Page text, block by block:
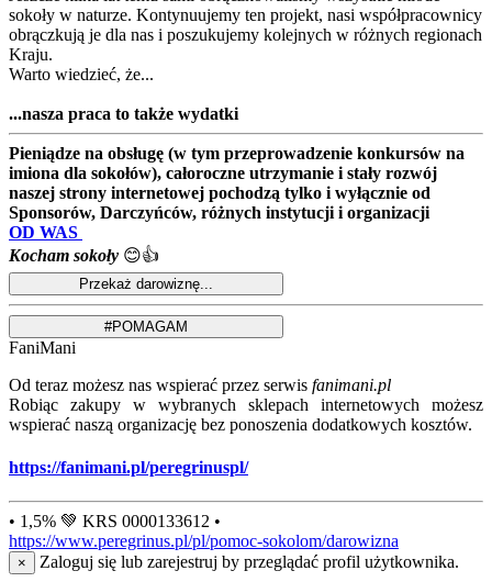
sokoły w naturze. Kontynuujemy ten projekt, nasi współpracownicy
obrączkują je dla nas i poszukujemy kolejnych w różnych regionach
Kraju.
Warto wiedzieć, że...
...nasza praca to także wydatki
Pieniądze na obsługę (w tym przeprowadzenie konkursów na
imiona dla sokołów), całoroczne utrzymanie i stały rozwój
naszej strony internetowej pochodzą tylko i wyłącznie od
Sponsorów, Darczyńców, różnych instytucji i organizacji
OD WAS
Kocham sokoły 😊👍
FaniMani
Od teraz możesz nas wspierać przez serwis fanimani.pl
Robiąc zakupy w wybranych sklepach internetowych możesz
wspierać naszą organizację bez ponoszenia dodatkowych kosztów.
https://fanimani.pl/peregrinuspl/
• 1,5% 💚 KRS 0000133612 •
https://www.peregrinus.pl/pl/pomoc-sokolom/darowizna
× Zaloguj się lub zarejestruj by przeglądać profil użytkownika.